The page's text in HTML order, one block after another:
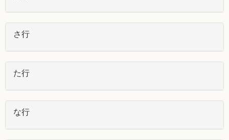
さ行
た行
な行